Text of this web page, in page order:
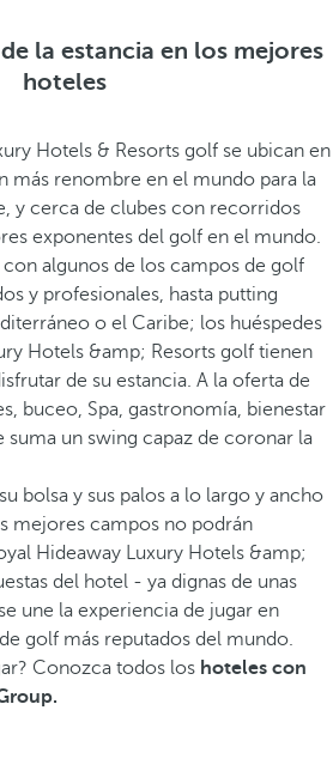
la estancia en los mejores
hoteles
Hotels & Resorts golf se ubican en
más renombre en el mundo para la
y cerca de clubes con recorridos
exponentes del golf en el mundo.
con algunos de los campos de golf
y profesionales, hasta putting
o el Caribe; los huéspedes
Hotels &amp; Resorts golf tienen
de su estancia. A la oferta de
buceo, Spa, gastronomía, bienestar
suma un swing capaz de coronar la
bolsa y sus palos a lo largo y ancho
mejores campos no podrán
Hideaway Luxury Hotels &amp;
del hotel - ya dignas de unas
une la experiencia de jugar en
golf más reputados del mundo.
Conozca todos los hoteles con